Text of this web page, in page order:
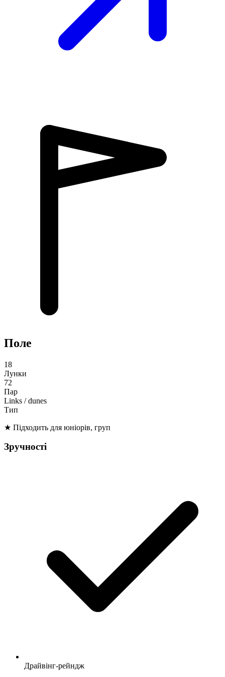
Поле
18
Лунки
72
Пар
Links / dunes
Тип
★ Підходить для юніорів, груп
Зручності
Драйвінг-рейндж